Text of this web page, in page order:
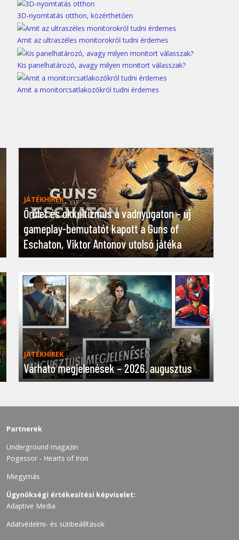
3D-nyomtatás otthon, közérthetően
Amit az ultraszéles monitorokról tudni érdemes
Kis panelhatározó, avagy milyen monitort válasszak?
Amit a monitorcsatlakozókról tudni érdemes
JÁTÉKHÍREK
Őrület és okkultizmus a vadnyugaton – új
gameplay-bemutatót kapott a Guns of
Eschaton, Viktor Antonov utolsó játéka
JÁTÉKHÍREK
Várható megjelenések – 2026. augusztus
Partnerek
Underground magazin
Pogessor - Hearts of Iron
Miegymás
Ügynökségi értékesítési képviselet:
Adaptive Media
Adatvédelmi- és sütibeállítások